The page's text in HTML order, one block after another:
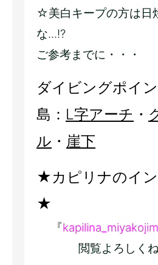
☆美白キープの方は日
な...!?
ご参考までに・・・
ダイビングポイ
島： L字アーチ ・
ル ・ 崖下
★カピリナのイ
★
『
閲覧よろしくね